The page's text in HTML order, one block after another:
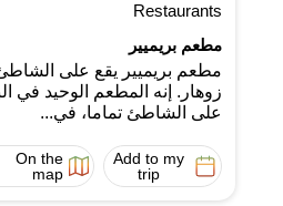
Restaurants
مطعم بريميير
مطعم بريميير يقع على
زوهار. إنه المطعم الوحيد في
على الشاطئ تماما، في...
Add to my
trip
On the
map